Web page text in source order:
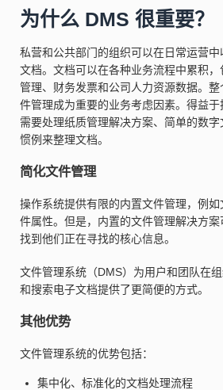
为什么 DMS 很重要？
私营和公共部门的组织可以在日常运营
文档。文档可以在各种业务流程中累积
管理、财务发票和公司人力资源数据。
件管理成为重要的业务考虑因素。得益
需要处理纸质管理解决方案、简单的数
惯例来整理文档。
简化文件管理
操作系统提供有限的内置文件管理，例
件属性。但是，内置的文件管理解决方
找到他们正在寻找的核心信息。
文件管理系统（DMS）为用户和团队在
和搜索电子文档提供了更简便的方式。
其他优势
文件管理系统的优势包括：
集中化、标准化的文档处理流程